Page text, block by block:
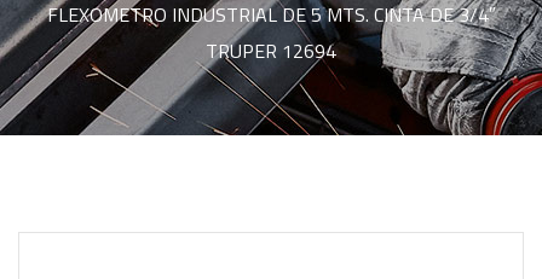
FLEXOMETRO INDUSTRIAL DE 5 MTS. CINTA DE 3/4″
TRUPER 12694